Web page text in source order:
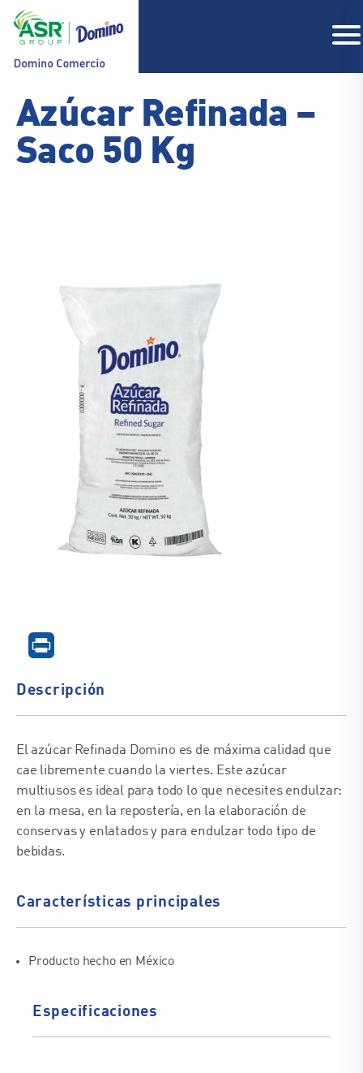
COMPAÑIA
Azúcar Refinada –
Saco 50 Kg
Descripción
El azúcar Refinada Domino es de máxima calidad que
cae libremente cuando la viertes. Este azúcar
multiusos es ideal para todo lo que necesites endulzar:
en la mesa, en la repostería, en la elaboración de
conservas y enlatados y para endulzar todo tipo de
bebidas.
Características principales
Producto hecho en México
Especificaciones